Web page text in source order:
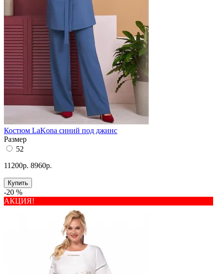
Костюм LaKona синий под джинс
Размер
52
11200р. 8960р.
Купить
-20 %
АКЦИЯ!